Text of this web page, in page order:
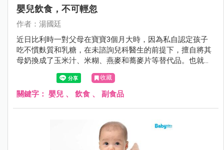
嬰兒飲食，不可輕忽
作者：湯國廷
近日比利時一對父母在寶寶3個月大時，因為私自認定孩子
吃不慣麩質和乳糖，在未諮詢兒科醫生的前提下，擅自將其
母奶換成了玉米汁、米糊、燕麥和蕎麥片等替代品。也就是
用植物奶代替母乳對其進行餵養，不料4個月後，寶寶因營
養不良和嚴重脫水而死亡。收藏
關鍵字： 嬰兒 、 飲食 、 副食品